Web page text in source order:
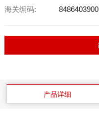
海关编码:
8486403900
产品详细